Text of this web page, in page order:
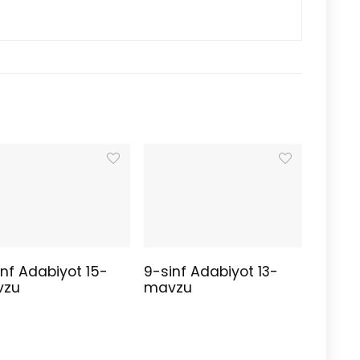
Adabiyot 15-
9-sinf Adabiyot 13-
mavzu